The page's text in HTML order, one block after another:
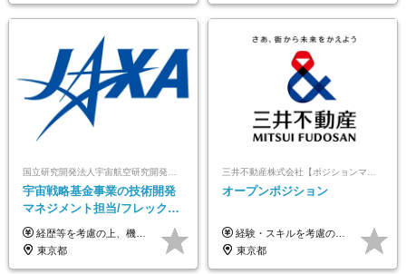
国立研究開発法人宇宙航空研究開発機構【JAXA】
宇宙戦略基金事業の技術開発
マネジメント担当/フレックス
制/リモート活用/異業種出身者
歓迎/国家プロジェクト
経歴等を考慮の上、機構の規定により決定します。 ＜大学卒業後、正規社員として民間企業に3年勤務した場合＞ ・月給30万円以上 ・年収470万円以上 年収概算を試算する場合は以下をご確認ください。 https://www.jaxa.jp/about/employ/trial_j.html ■昇給年1回、賞与年2回 ■諸手当（住居手当、通勤手当他） ■退職金制度あり ※年収470万円～ ※超過勤務分は別途支給します。 ※6ヶ月の試用期間あり。その間の待遇・給与に差異はありません。
東京都
オープンポジション
経験・スキルを考慮の上、決定します。 ▼参考情報 ----------------------- ＜想定年収850万円～1,500万円（基礎給与・賞与2回含む）＞ 月給42万円～ ※時間外勤務手当・諸手当等別途 ※試用期間3ヶ月 ※残業手当有り
東京都